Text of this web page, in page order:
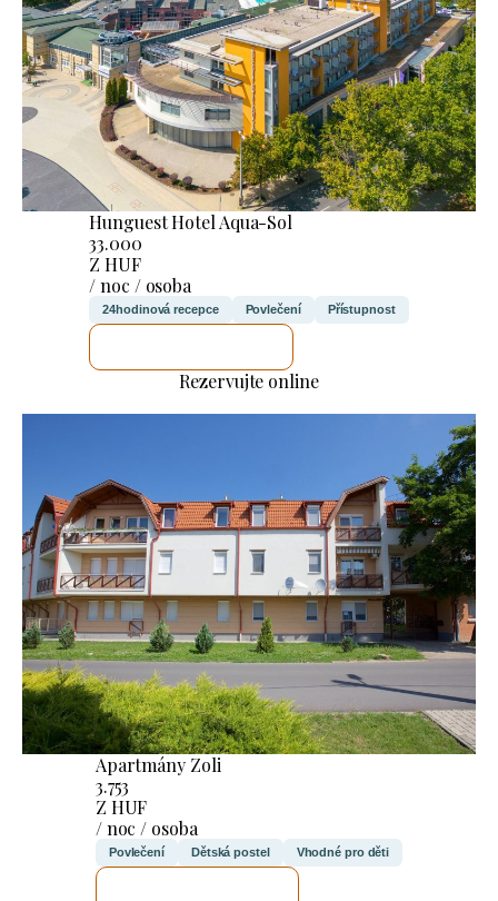
Hunguest Hotel Aqua-Sol
33.000
Z HUF
/ noc / osoba
24hodinová recepce Povlečení Přístupnost
Rezervujte online
Apartmány Zoli
3.753
Z HUF
/ noc / osoba
Povlečení Dětská postel Vhodné pro děti